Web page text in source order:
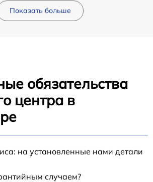
Показать больше
обязательства
центра в
на установленные нами детали
случаем?